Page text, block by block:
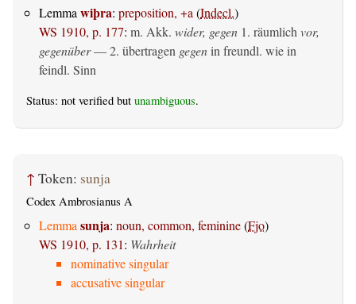
Lemma wiþra: preposition, +a (Indecl.)
WS 1910, p. 177: m. Akk. wider, gegen 1. räumlich vor,
gegenüber— 2. übertragen gegenin freundl. wie in
feindl. Sinn
Status: not verified but unambiguous.
↑ Token: sunja
Codex Ambrosianus A
Lemmasunja: noun, common, feminine(Fjo)
WS 1910, p. 131: Wahrheit
nominative singular
accusative singular